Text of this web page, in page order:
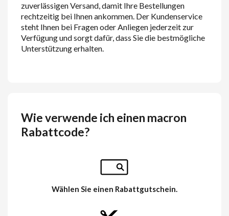
zuverlässigen Versand, damit Ihre Bestellungen
rechtzeitig bei Ihnen ankommen. Der Kundenservice
steht Ihnen bei Fragen oder Anliegen jederzeit zur
Verfügung und sorgt dafür, dass Sie die bestmögliche
Unterstützung erhalten.
Wie verwende ich einen macron
Rabattcode?
Wählen Sie einen Rabattgutschein.